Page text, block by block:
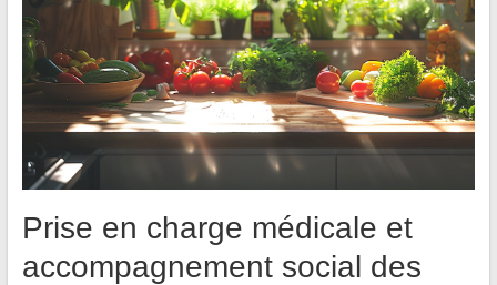
Prise en charge médicale et
accompagnement social des